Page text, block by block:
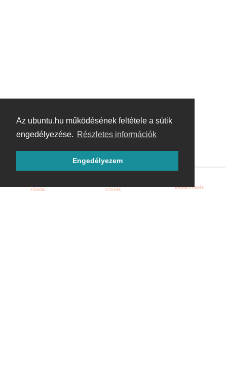
Az ubuntu.hu működésének feltétele a sütik
engedélyezése. Részletes információk
Engedélyezem
Főoldal Címkék Bejelentkezés